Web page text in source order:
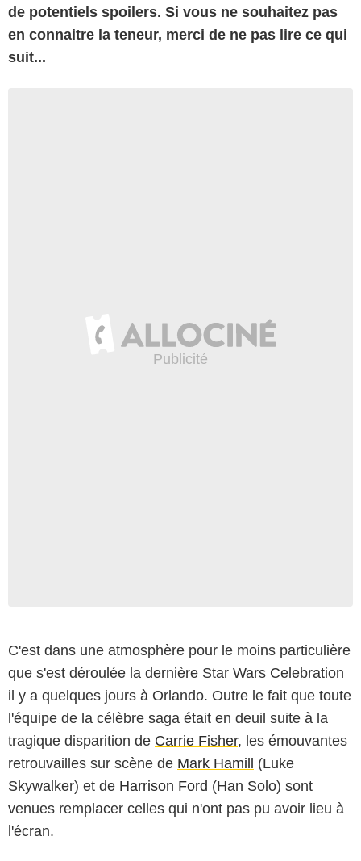
de potentiels spoilers. Si vous ne souhaitez pas
en connaitre la teneur, merci de ne pas lire ce qui
suit...
C'est dans une atmosphère pour le moins particulière
que s'est déroulée la dernière Star Wars Celebration
il y a quelques jours à Orlando. Outre le fait que toute
l'équipe de la célèbre saga était en deuil suite à la
tragique disparition de Carrie Fisher, les émouvantes
retrouvailles sur scène de Mark Hamill (Luke
Skywalker) et de Harrison Ford (Han Solo) sont
venues remplacer celles qui n'ont pas pu avoir lieu à
l'écran.